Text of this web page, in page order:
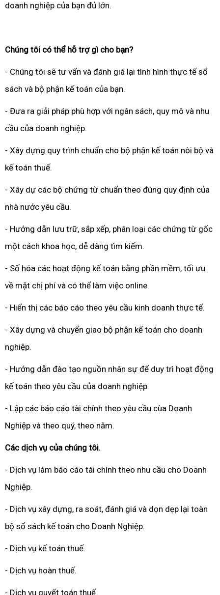
doanh nghiệp của bạn đủ lớn.
Chúng tôi có thể hỗ trợ gì cho bạn?
- Chúng tôi sẽ tư vấn và đánh giá lại tình hình thực tế sổ
sách và bộ phận kế toán của bạn.
- Đưa ra giải pháp phù hợp với ngân sách, quy mô và nhu
cầu của doanh nghiệp.
- Xây dựng quy trình chuẩn cho bộ phận kế toán nôi bộ và
kế toán thuế.
- Xây dự các bộ chứng từ chuẩn theo đúng quy định của
nhà nước yêu cầu.
- Hướng dẫn lưu trữ, sắp xếp, phân loại các chứng từ gốc
một cách khoa học, dễ dàng tìm kiếm.
- Số hóa các hoạt động kế toán bằng phần mềm, tối ưu
về mặt chị phí và có thể làm việc online.
- Hiển thị các báo cáo theo yêu cầu kinh doanh thực tế.
- Xây dựng và chuyển giao bộ phận kế toán cho doanh
nghiệp.
- Hướng dẫn đào tạo nguồn nhân sự để duy trì hoạt động
kế toán theo yêu cầu của doanh nghiệp.
- Lập các báo cáo tài chính theo yêu cầu cùa Doanh
Nghiệp và theo quý, theo năm.
Các dịch vụ của chúng tôi.
- Dịch vụ làm báo cáo tài chính theo nhu cầu cho Doanh
Nghiệp.
- Dịch vụ xây dựng, ra soát, đánh giá và dọn dẹp lại toàn
bộ sổ sách kế toán cho Doanh Nghiệp.
- Dịch vụ kế toán thuế.
- Dịch vụ hoàn thuế.
- Dịch vụ quyết toán thuế.